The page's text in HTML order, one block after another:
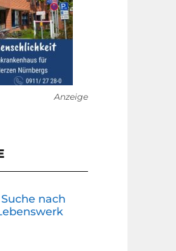
Anzeige
nach